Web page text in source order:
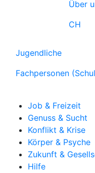
Über
CH
Jugendliche
Fachpersonen
Job & Freizeit
Genuss & Sucht
Konflikt & Krise
Körper & Psyche
Zukunft &
Hilfe